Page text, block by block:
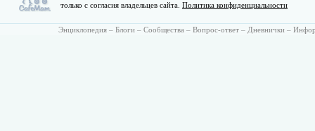
только с согласия владельцев сайта. Политика конфиденциальности
Энциклопедия – Блоги – Сообщества – Вопрос-ответ – Дневнички –